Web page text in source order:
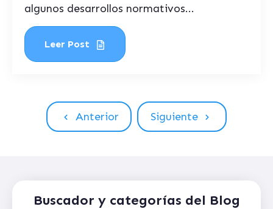
algunos desarrollos normativos...
Leer Post
Anterior Siguiente
Buscador y categorías del Blog